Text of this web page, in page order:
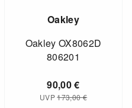
Oakley
Oakley OX8062D
806201
90,00€
UVP173,00€